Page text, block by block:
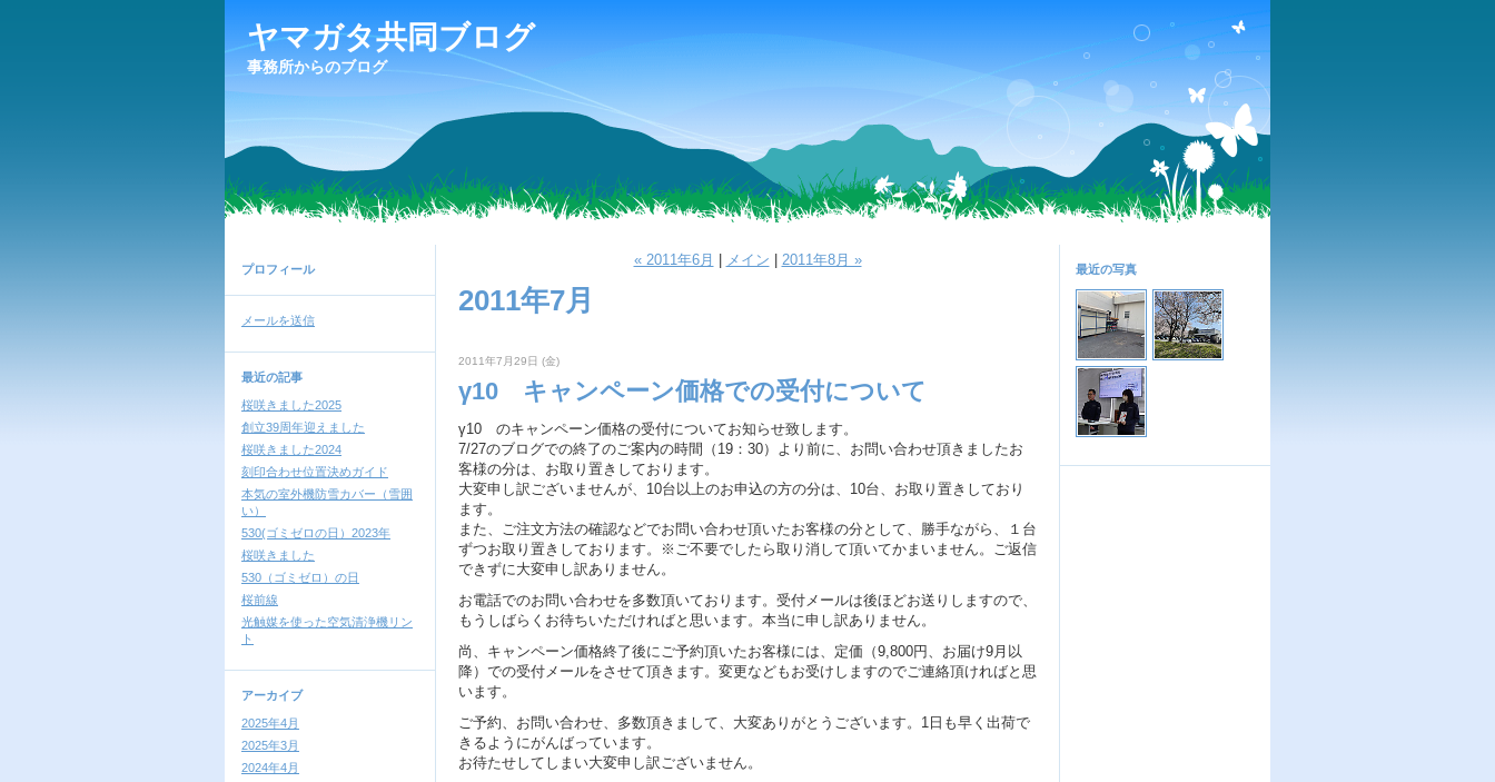
ヤマガタ共同ブログ
事務所からのブログ
プロフィール
メールを送信
最近の記事
桜咲きました2025
創立39周年迎えました
桜咲きました2024
刻印合わせ位置決めガイド
本気の室外機防雪カバー（雪囲
い）
530(ゴミゼロの日）2023年
桜咲きました
530（ゴミゼロ）の日
桜前線
光触媒を使った空気清浄機リン
ト
アーカイブ
2025年4月
2025年3月
2024年4月
« 2011年6月 メイン 2011年8月 »
2011年7月
2011年7月29日 (金)
γ10 キャンペーン価格での受付について
γ10 のキャンペーン価格の受付についてお知らせ致します。
7/27のブログでの終了のご案内の時間（19：30）より前に、お問い合わせ頂きましたお
客様の分は、お取り置きしております。
大変申し訳ございませんが、10台以上のお申込の方の分は、10台、お取り置きしており
ます。
また、ご注文方法の確認などでお問い合わせ頂いたお客様の分として、勝手ながら、１台
ずつお取り置きしております。※ご不要でしたら取り消して頂いてかまいません。ご返信
できずに大変申し訳ありません。
お電話でのお問い合わせを多数頂いております。受付メールは後ほどお送りしますので、
もうしばらくお待ちいただければと思います。本当に申し訳ありません。
尚、キャンペーン価格終了後にご予約頂いたお客様には、定価（9,800円、お届け9月以
降）での受付メールをさせて頂きます。変更などもお受けしますのでご連絡頂ければと思
います。
ご予約、お問い合わせ、多数頂きまして、大変ありがとうございます。1日も早く出荷で
きるようにがんばっています。
お待たせしてしまい大変申し訳ございません。
最近の写真